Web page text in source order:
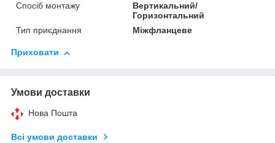
Спосіб монтажу
Вертикальний/
Горизонтальний
Тип приєднання
Міжфланцеве
Приховати
Умови доставки
Нова Пошта
Всі умови доставки